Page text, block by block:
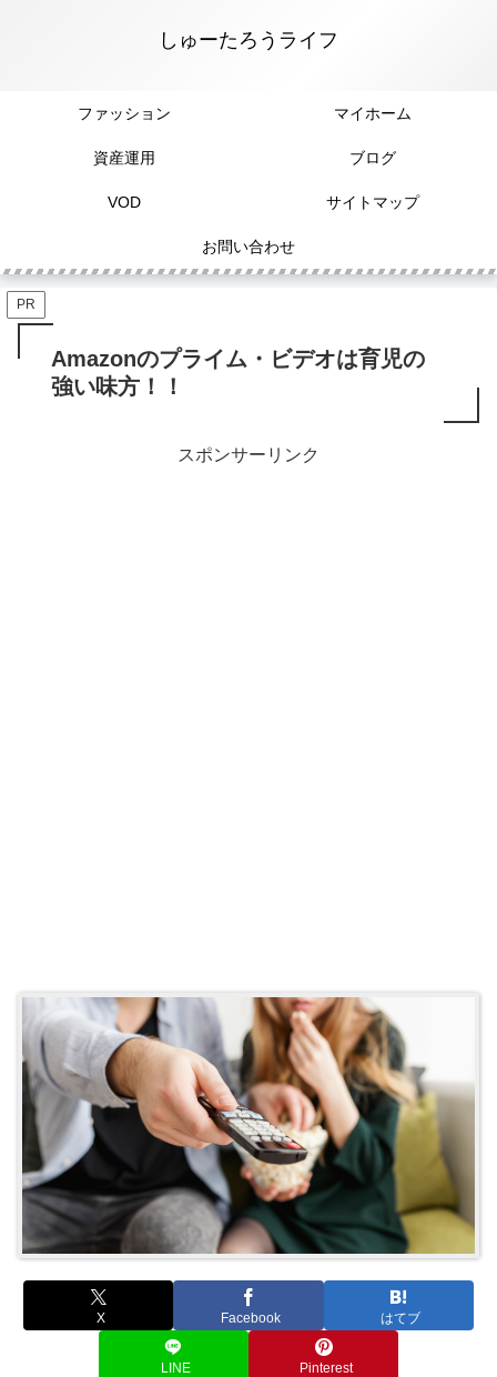
しゅーたろうライフ
ファッション マイホーム
資産運用 ブログ
VOD サイトマップ
お問い合わせ
PR
Amazonのプライム・ビデオは育児の
強い味方！！
スポンサーリンク
X Facebook はてブ
LINE Pinterest